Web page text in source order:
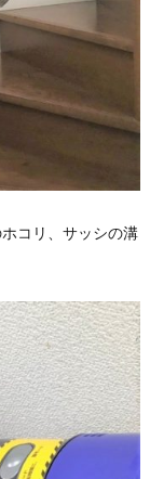
コリ、サッシの溝